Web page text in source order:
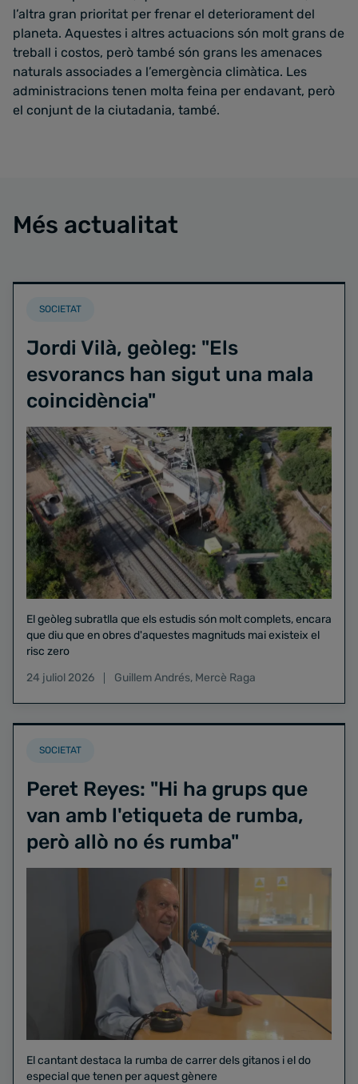
l’altra gran prioritat per frenar el deteriorament del
planeta. Aquestes i altres actuacions són molt grans de
treball i costos, però també són grans les amenaces
naturals associades a l’emergència climàtica. Les
administracions tenen molta feina per endavant, però
el conjunt de la ciutadania, també.
Més actualitat
SOCIETAT
Jordi Vilà, geòleg: "Els
esvorancs han sigut una mala
coincidència"
El geòleg subratlla que els estudis són molt complets, encara
que diu que en obres d'aquestes magnituds mai existeix el
risc zero
24 juliol 2026
Guillem Andrés, Mercè Raga
SOCIETAT
Peret Reyes: "Hi ha grups que
van amb l'etiqueta de rumba,
però allò no és rumba"
El cantant destaca la rumba de carrer dels gitanos i el do
especial que tenen per aquest gènere